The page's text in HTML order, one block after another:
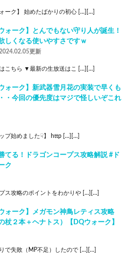
ーク】 始めたばかりの初心 […][…]
ォーク】とんでもない守り人が誕生！
しくなる使いやすさですｗ
更新
こちら ▼最新の生放送はこ […][…]
ォーク】新武器雪月花の実装で早くも
・今回の優先度はマジで怪しいぞこれ
ップ始めました☟】 http […][…]
てる！ドラゴンコープス攻略解説 #ド
ク
ス攻略のポイントをわかりや […][…]
ォーク】メガモン神鳥レティス攻略
杖２本＋ヘナトス）【DQウォーク】
で失敗（MP不足）したので […][…]